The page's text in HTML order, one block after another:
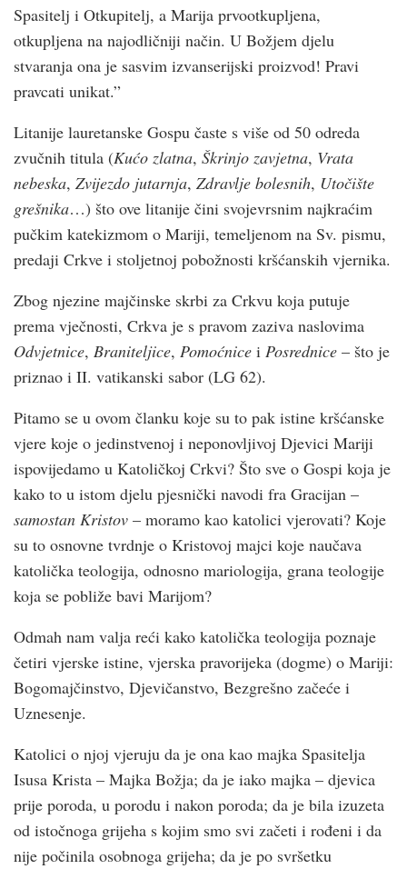
Spasitelj i Otkupitelj, a Marija prvootkupljena,
otkupljena na najodličniji način. U Božjem djelu
stvaranja ona je sasvim izvanserijski proizvod! Pravi
pravcati unikat.”
Litanije lauretanske Gospu časte s više od 50 odreda
zvučnih titula (Kućo zlatna, Škrinjo zavjetna, Vrata
nebeska, Zvijezdo jutarnja, Zdravlje bolesnih, Utočište
grešnika…) što ove litanije čini svojevrsnim najkraćim
pučkim katekizmom o Mariji, temeljenom na Sv. pismu,
predaji Crkve i stoljetnoj pobožnosti kršćanskih vjernika.
Zbog njezine majčinske skrbi za Crkvu koja putuje
prema vječnosti, Crkva je s pravom zaziva naslovima
Odvjetnice, Braniteljice, Pomoćnice i Posrednice – što je
priznao i II. vatikanski sabor (LG 62).
Pitamo se u ovom članku koje su to pak istine kršćanske
vjere koje o jedinstvenoj i neponovljivoj Djevici Mariji
ispovijedamo u Katoličkoj Crkvi? Što sve o Gospi koja je
kako to u istom djelu pjesnički navodi fra Gracijan –
samostan Kristov – moramo kao katolici vjerovati? Koje
su to osnovne tvrdnje o Kristovoj majci koje naučava
katolička teologija, odnosno mariologija, grana teologije
koja se pobliže bavi Marijom?
Odmah nam valja reći kako katolička teologija poznaje
četiri vjerske istine, vjerska pravorijeka (dogme) o Mariji:
Bogomajčinstvo, Djevičanstvo, Bezgrešno začeće i
Uznesenje.
Katolici o njoj vjeruju da je ona kao majka Spasitelja
Isusa Krista – Majka Božja; da je iako majka – djevica
prije poroda, u porodu i nakon poroda; da je bila izuzeta
od istočnoga grijeha s kojim smo svi začeti i rođeni i da
nije počinila osobnoga grijeha; da je po svršetku